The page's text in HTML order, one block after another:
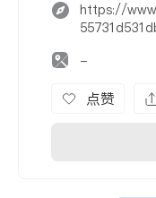
https://
-
点赞